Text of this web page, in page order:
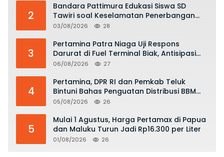
2
Bandara Pattimura Edukasi Siswa SD
Tawiri soal Keselamatan Penerbangan
dan Bahaya Bermain Layang-layang di
03/08/2026 28
3
Pertamina Patra Niaga Uji Respons
Darurat di Fuel Terminal Biak, Antisipasi
Risiko Kebakaran dan Tumpahan BBM
06/08/2026 27
4
Pertamina, DPR RI dan Pemkab Teluk
Bintuni Bahas Penguatan Distribusi BBM
dan LPG
05/08/2026 26
5
Mulai 1 Agustus, Harga Pertamax di Papua
dan Maluku Turun Jadi Rp16.300 per Liter
01/08/2026 26